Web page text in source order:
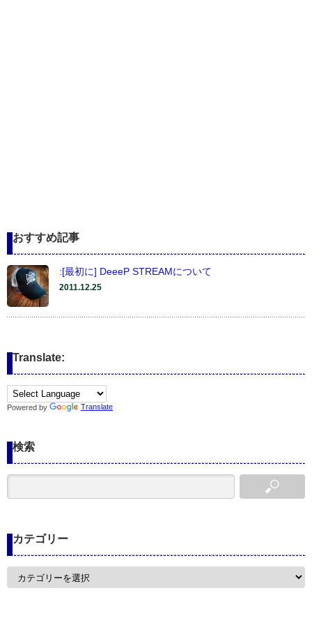
おすすめ記事
:[最初に] DeeeP STREAMについて
2011.12.25
Translate:
Powered by Translate
検索
カテゴリー
カ